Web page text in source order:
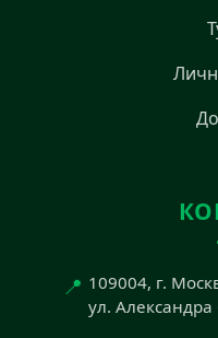
📍 109004, г.
ул.